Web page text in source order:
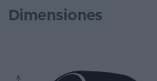
Dimensiones